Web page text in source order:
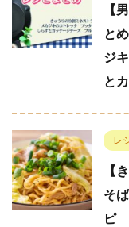
【
と
ジ
と
レ
【
そ
ピ